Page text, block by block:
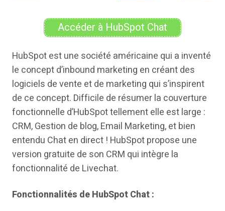
Accéder à HubSpot Chat
HubSpot est une société américaine qui a inventé
le concept d’inbound marketing en créant des
logiciels de vente et de marketing qui s’inspirent
de ce concept. Difficile de résumer la couverture
fonctionnelle d’HubSpot tellement elle est large :
CRM, Gestion de blog, Email Marketing, et bien
entendu Chat en direct ! HubSpot propose une
version gratuite de son CRM qui intègre la
fonctionnalité de Livechat.
Fonctionnalités de HubSpot Chat :